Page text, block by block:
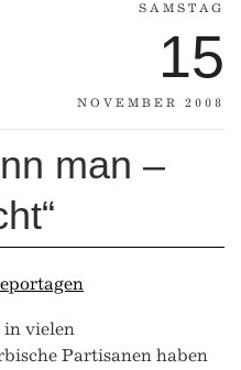
SAMSTAG
15
NOVEMBER 2008
man –
in vielen
Partisanen haben